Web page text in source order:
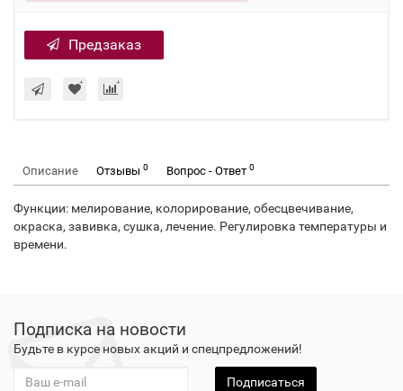
Предзаказ
Описание Отзывы 0 Вопрос - Ответ 0
Функции: мелирование, колорирование, обесцвечивание,
окраска, завивка, сушка, лечение. Регулировка температуры и
времени.
Подписка на новости
Будьте в курсе новых акций и спецпредложений!
Подписаться